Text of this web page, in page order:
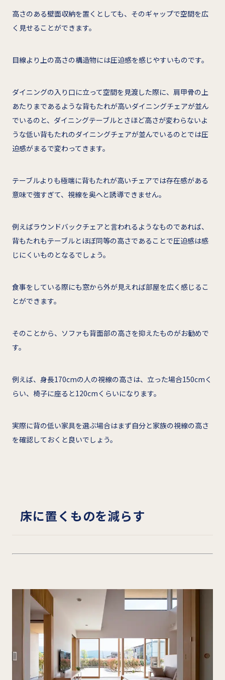
高さのある壁面収納を置くとしても、そのギャップで空間を広
く見せることができます。
目線より上の高さの構造物には圧迫感を感じやすいものです。
ダイニングの入り口に立って空間を見渡した際に、肩甲骨の上
あたりまであるような背もたれが高いダイニングチェアが並ん
でいるのと、ダイニングテーブルとさほど高さが変わらないよ
うな低い背もたれのダイニングチェアが並んでいるのとでは圧
迫感がまるで変わってきます。
テーブルよりも極端に背もたれが高いチェアでは存在感がある
意味で強すぎて、視線を奥へと誘導できません。
例えばラウンドバックチェアと言われるようなものであれば、
背もたれもテーブルとほぼ同等の高さであることで圧迫感は感
じにくいものとなるでしょう。
食事をしている際にも窓から外が見えれば部屋を広く感じるこ
とができます。
そのことから、ソファも背面部の高さを抑えたものがお勧めで
す。
例えば、身長170cmの人の視線の高さは、立った場合150cmく
らい、椅子に座ると120cmくらいになります。
実際に背の低い家具を選ぶ場合はまず自分と家族の視線の高さ
を確認しておくと良いでしょう。
床に置くものを減らす